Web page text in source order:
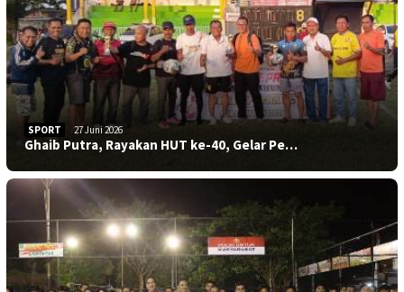
SPORT 27 Juni 2026
Ghaib Putra, Rayakan HUT ke-40, Gelar Pe…